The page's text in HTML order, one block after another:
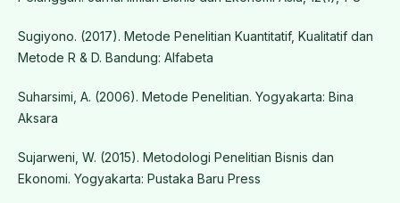
Sugiyono. (2017). Metode Penelitian Kuantitatif, Kualitatif dan
Metode R & D. Bandung: Alfabeta
Suharsimi, A. (2006). Metode Penelitian. Yogyakarta: Bina
Aksara
Sujarweni, W. (2015). Metodologi Penelitian Bisnis dan
Ekonomi. Yogyakarta: Pustaka Baru Press